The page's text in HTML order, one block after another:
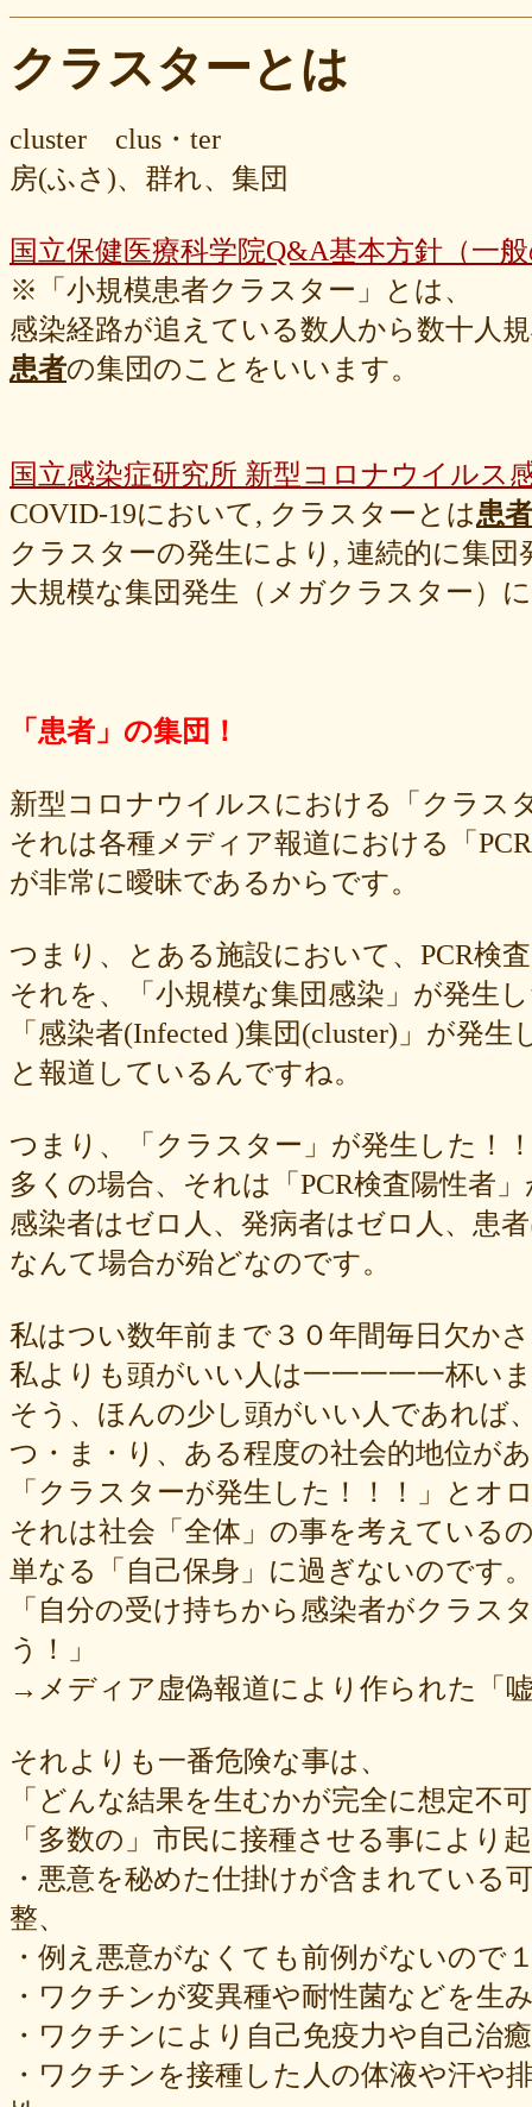
クラスターとは
cluster clus・ter
房(ふさ)、群れ、集団
国立保健医療科学院Q&A基本方針（一
※「小規模患者クラスター」とは、
感染経路が追えている数人から数十人
患者の集団のことをいいます。
国立感染症研究所 新型コロナウイルス
COVID-19において, クラスターとは患者
クラスターの発生により, 連続的に集
大規模な集団発生（メガクラスター）
「患者」の集団！
新型コロナウイルスにおける「クラス
それは各種メディア報道における「
が非常に曖昧であるからです。
つまり、とある施設において、PCR検
それを、「小規模な集団感染」が発生
「感染者(Infected )集団(cluster)」が発生
と報道しているんですね。
つまり、「クラスター」が発生した！
多くの場合、それは「PCR検査陽性者
感染者はゼロ人、発病者はゼロ人、患
なんて場合が殆どなのです。
私はつい数年前まで３０年間毎日欠か
私よりも頭がいい人は一一一一一杯い
そう、ほんの少し頭がいい人であれば
つ・ま・り、ある程度の社会的地位が
「クラスターが発生した！！！」とオ
それは社会「全体」の事を考えている
単なる「自己保身」に過ぎないのです。
「自分の受け持ちから感染者がクラス
う！」
→メディア虚偽報道により作られた「
それよりも一番危険な事は、
「どんな結果を生むかが完全に想定不
「多数の」市民に接種させる事により
・悪意を秘めた仕掛けが含まれている
整、
・例え悪意がなくても前例がないので
・ワクチンが変異種や耐性菌などを生
・ワクチンにより自己免疫力や自己治
・ワクチンを接種した人の体液や汗や